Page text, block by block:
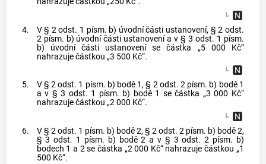
4.
V § 2 odst. 1 písm. b) úvodní části ustanovení, § 2 odst.
2 písm. b) úvodní části ustanovení a v § 3 odst. 1 písm.
b) úvodní části ustanovení se částka „5 000 Kč“
nahrazuje částkou „3 500 Kč“.
5.
V § 2 odst. 1 písm. b) bodě 1, § 2 odst. 2 písm. b) bodě 1
a v § 3 odst. 1 písm. b) bodě 1 se částka „3 000 Kč“
nahrazuje částkou „2 000 Kč“.
6.
V § 2 odst. 1 písm. b) bodě 2, § 2 odst. 2 písm. b) bodě 2,
§ 3 odst. 1 písm. b) bodě 2 a v § 3 odst. 2 písm. b)
bodech 1 a 2 se částka „2 000 Kč“ nahrazuje částkou „1
500 Kč“.